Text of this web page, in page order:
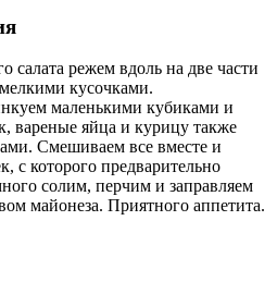
салата режем вдоль на две части
кусочками.
маленькими кубиками и
вареные яйца и курицу также
Смешиваем все вместе и
с которого предварительно
солим, перчим и заправляем
майонеза. Приятного аппетита.